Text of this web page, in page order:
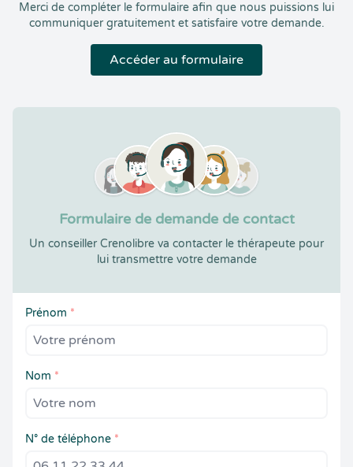
Merci de compléter le formulaire afin que nous puissions lui
communiquer gratuitement et satisfaire votre demande.
Accéder au formulaire
Formulaire de demande de contact
Un conseiller Crenolibre va contacter le thérapeute pour
lui transmettre votre demande
Prénom *
Nom *
N° de téléphone *